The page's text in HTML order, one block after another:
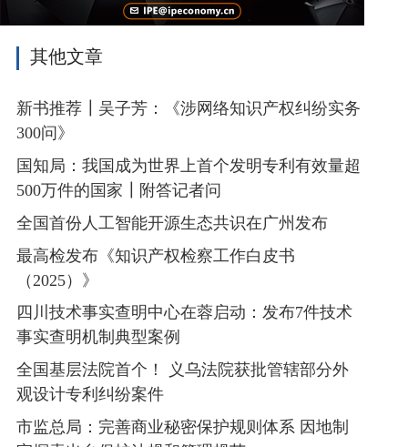
其他文章
新书推荐┃吴子芳：《涉网络知识产权纠纷实务
300问》
国知局：我国成为世界上首个发明专利有效量超
500万件的国家┃附答记者问
全国首份人工智能开源生态共识在广州发布
最高检发布《知识产权检察工作白皮书
（2025）》
四川技术事实查明中心在蓉启动：发布7件技术
事实查明机制典型案例
全国基层法院首个！ 义乌法院获批管辖部分外
观设计专利纠纷案件
市监总局：完善商业秘密保护规则体系 因地制